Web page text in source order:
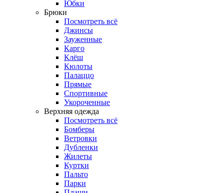
Юбки
Брюки
Посмотреть всё
Джинсы
Зауженные
Карго
Клёш
Кюлоты
Палаццо
Прямые
Спортивные
Укороченные
Верхняя одежда
Посмотреть всё
Бомберы
Ветровки
Дубленки
Жилеты
Куртки
Пальто
Парки